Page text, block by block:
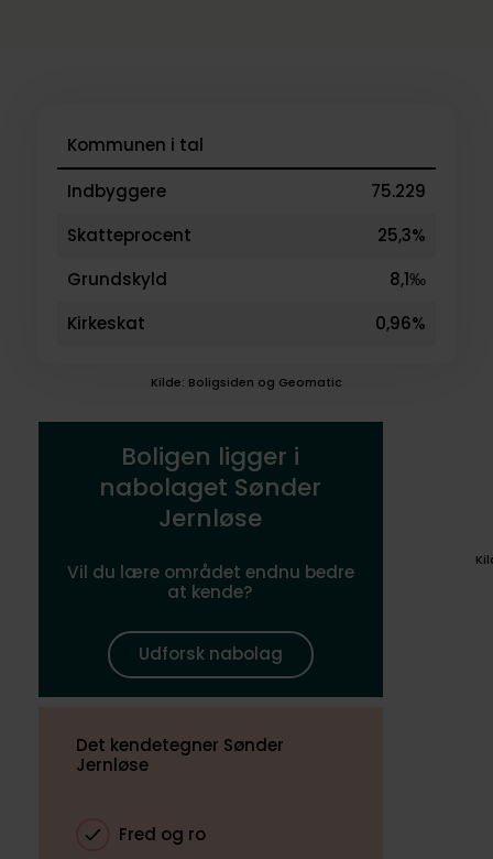
Kommunen i tal
Indbyggere
75.229
Skatteprocent
25,3%
Grundskyld
8,1‰
Kirkeskat
0,96%
Kilde: Boligsiden og Geomatic
Boligen ligger i
nabolaget Sønder
Jernløse
Vil du lære området endnu bedre
at kende?
Udforsk nabolag
Det kendetegner Sønder
Jernløse
Fred og ro